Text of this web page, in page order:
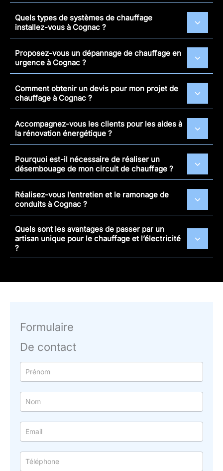
Quels types de systèmes de chauffage
installez-vous à Cognac ?
Proposez-vous un dépannage de chauffage en
urgence à Cognac ?
Comment obtenir un devis pour mon projet de
chauffage à Cognac ?
Accompagnez-vous les clients pour les aides à
la rénovation énergétique ?
Pourquoi est-il nécessaire de réaliser un
désembouage de mon circuit de chauffage ?
Réalisez-vous l’entretien et le ramonage de
conduits à Cognac ?
Quels sont les avantages de passer par un
artisan unique pour le chauffage et l’électricité
?
Formulaire
De contact
Formulaire
simple
avec
téléphone